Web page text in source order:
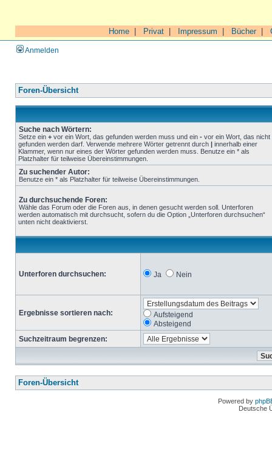
Home Privat Impressum Bücher|
Anmelden
Foren-Übersicht
Suche nach Wörtern:
Setze ein + vor ein Wort, das gefunden werden muss und ein - vor ein Wort, das nicht
gefunden werden darf. Verwende mehrere Wörter getrennt durch | innerhalb einer
Klammer, wenn nur eines der Wörter gefunden werden muss. Benutze ein * als
Platzhalter für teilweise Übereinstimmungen.
Zu suchender Autor:
Benutze ein * als Platzhalter für teilweise Übereinstimmungen.
Zu durchsuchende Foren:
Wähle das Forum oder die Foren aus, in denen gesucht werden soll. Unterforen
werden automatisch mit durchsucht, sofern du die Option „Unterforen durchsuchen“
unten nicht deaktivierst.
Unterforen durchsuchen: Ja Nein
Ergebnisse sortieren nach:
Aufsteigend
Absteigend
Suchzeitraum begrenzen:
Foren-Übersicht
Powered by
Deutsche